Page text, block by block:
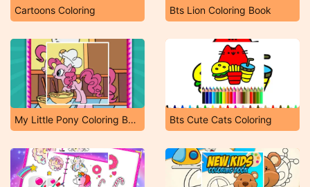
Cartoons Coloring Bts Lion Coloring Book
My Little Pony Coloring Book Bts Cute Cats Coloring